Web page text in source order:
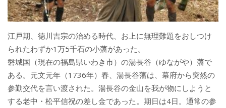
江戸期、徳川吉宗の治める時代、お上に無理難題をおしつけ
られたわずか1万5千石の小藩があった。
磐城国（現在の福島県いわき市）の湯長谷（ゆながや）藩で
ある。元文元年（1736年）春、湯長谷藩は、幕府から突然の
参勤交代を言い渡された。湯長谷の金山を我が物にしようと
する老中・松平信祝の差し金であった。期日は4日。通常の参